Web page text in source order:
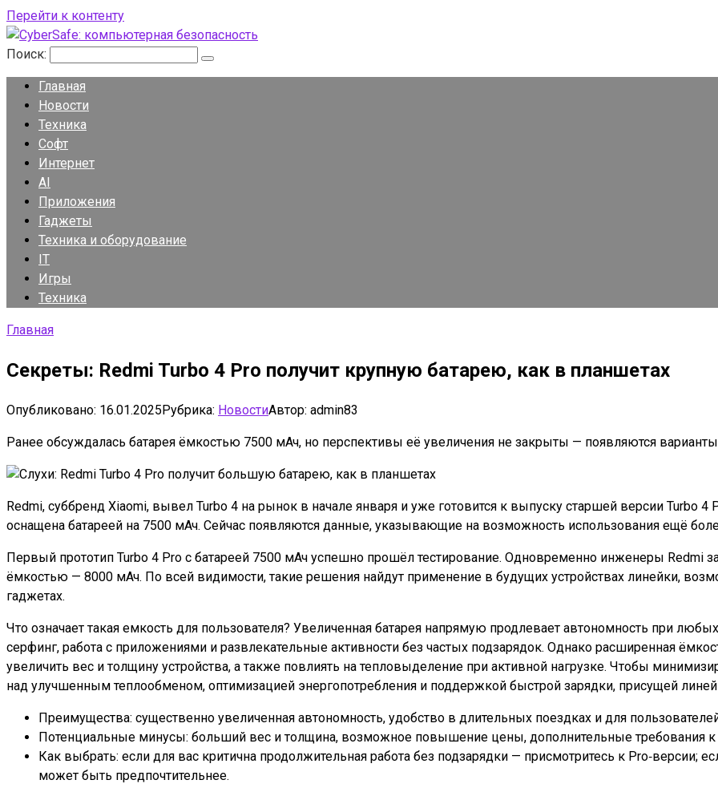
Перейти к контенту
Поиск:
Главная
Новости
Техника
Софт
Интернет
AI
Приложения
Гаджеты
Техника и оборудование
IT
Игры
Техника
Главная
Секреты: Redmi Turbo 4 Pro получит крупную батарею, как в планшетах
Опубликовано: 16.01.2025Рубрика: НовостиАвтор: admin83
Ранее обсуждалась батарея ёмкостью 7500 мАч, но перспективы её увеличения не закрыты — появляются
Redmi, суббренд Xiaomi, вывел Turbo 4 на рынок в начале января и уже готовится к выпуску старшей версии Turbo 4
оснащена батареей на 7500 мАч. Сейчас появляются данные, указывающие на возможность использования ещё
Первый прототип Turbo 4 Pro с батареей 7500 мАч успешно прошёл тестирование. Одновременно инженеры Redmi
ёмкостью — 8000 мАч. По всей видимости, такие решения найдут применение в будущих устройствах линейки,
гаджетах.
Что означает такая емкость для пользователя? Увеличенная батарея напрямую продлевает автономность при
серфинг, работа с приложениями и развлекательные активности без частых подзарядок. Однако расширенная
увеличить вес и толщину устройства, а также повлиять на тепловыделение при активной нагрузке. Чтобы
над улучшенным теплообменом, оптимизацией энергопотребления и поддержкой быстрой зарядки, присущей
Преимущества: существенно увеличенная автономность, удобство в длительных поездках и для
Потенциальные минусы: больший вес и толщина, возможное повышение цены, дополнительные требования к
Как выбрать: если для вас критична продолжительная работа без подзарядки — присмотритесь к Pro‑версии;
может быть предпочтительнее.